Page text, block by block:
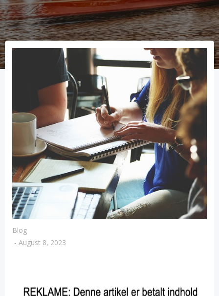
Blog
- August 8, 2023